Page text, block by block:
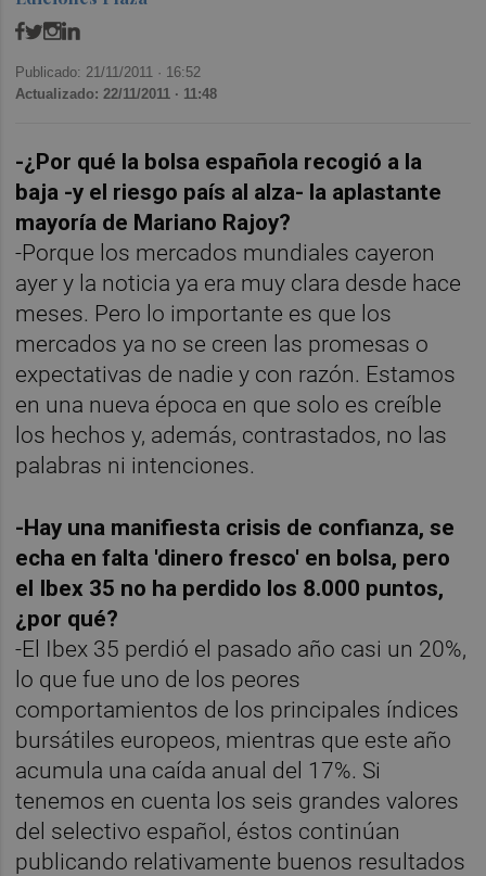
Publicado: 21/11/2011 · 16:52
Actualizado: 22/11/2011 · 11:48
-¿Por qué la bolsa española recogió a la
baja -y el riesgo país al alza- la aplastante
mayoría de Mariano Rajoy?
-Porque los mercados mundiales cayeron
ayer y la noticia ya era muy clara desde hace
meses. Pero lo importante es que los
mercados ya no se creen las promesas o
expectativas de nadie y con razón. Estamos
en una nueva época en que solo es creíble
los hechos y, además, contrastados, no las
palabras ni intenciones.
-Hay una manifiesta crisis de confianza, se
echa en falta 'dinero fresco' en bolsa, pero
el Ibex 35 no ha perdido los 8.000 puntos,
¿por qué?
-El Ibex 35 perdió el pasado año casi un 20%,
lo que fue uno de los peores
comportamientos de los principales índices
bursátiles europeos, mientras que este año
acumula una caída anual del 17%. Si
tenemos en cuenta los seis grandes valores
del selectivo español, éstos continúan
publicando relativamente buenos resultados